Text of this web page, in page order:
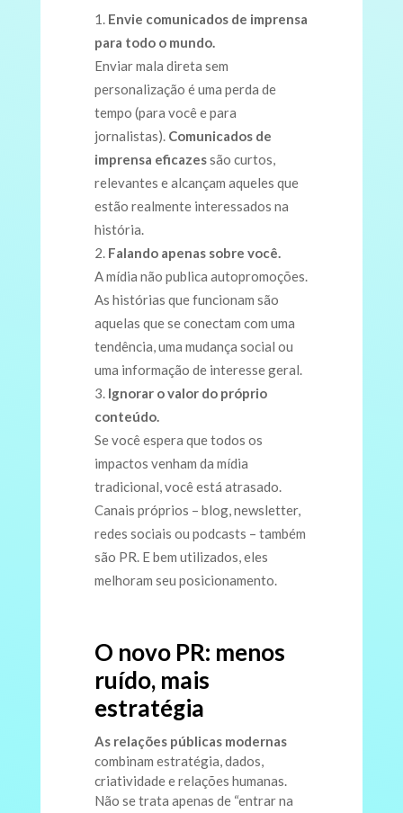
Envie comunicados de imprensa
para todo o mundo.
Enviar mala direta sem
personalização é uma perda de
tempo (para você e para
jornalistas). Comunicados de
imprensa eficazessão curtos,
relevantes e alcançam aqueles que
estão realmente interessados na
história.
Falando apenas sobre você.
A mídia não publica autopromoções.
As histórias que funcionam são
aquelas que se conectam com uma
tendência, uma mudança social ou
uma informação de interesse geral.
Ignorar o valor do próprio
conteúdo.
Se você espera que todos os
impactos venham da mídia
tradicional, você está atrasado.
Canais próprios – blog, newsletter,
redes sociais ou podcasts – também
são PR. E bem utilizados, eles
melhoram seu posicionamento.
O novo PR: menos
ruído, mais
estratégia
As relações públicas modernas
combinam estratégia, dados,
criatividade e relações humanas.
Não se trata apenas de “entrar na